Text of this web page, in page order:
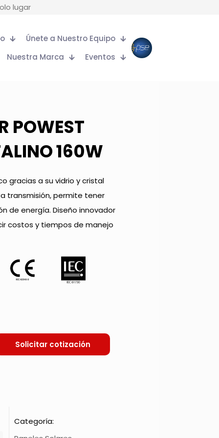
lugar
Únete a Nuestro Equipo
Nuestra Marca
Eventos
POWEST
160W
gracias a su vidrio y cristal
transmisión, permite tener
de energía. Diseño innovador
costos y tiempos de manejo
Solicitar cotización
Categoría: